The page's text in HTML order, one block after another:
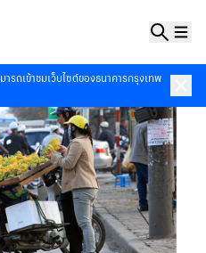
ารถเข้าชมเว็บไซต์ของธนาคารกรุงเทพ